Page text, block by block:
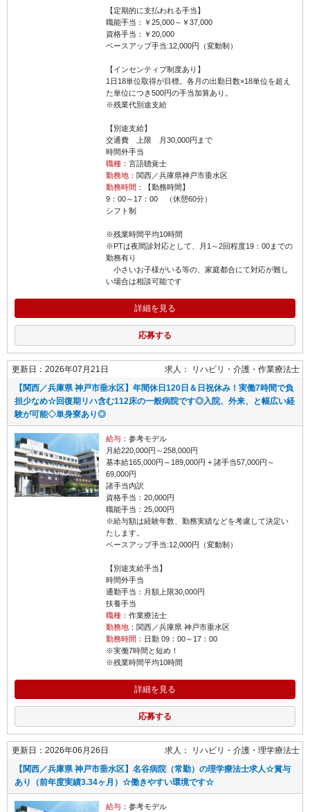
【定期的に支払われる手当】
職能手当：￥25,000～￥37,000
資格手当：￥20,000
ベースアップ手当:12,000円（変動制）
【インセンティブ制度あり】
1日18単位取得が目標。各月の出勤日数×18単位を超え
た単位につき500円の手当加算あり。
※残業代別途支給
【別途支給】
交通費 上限 月30,000円まで
時間外手当
職種：言語聴覚士
勤務地：関西／兵庫県神戸市垂水区
勤務時間 ：【勤務時間】
9：00～17：00 （休憩60分）
シフト制
※残業時間平均10時間
※PTは夜間診対応として、月1～2回程度19：00までの
勤務有り
小さいお子様がいる等の、家庭都合にて対応が難し
い場合は相談可能です
詳細を見る
応募する
更新日：2026年07月21日 求人： リハビリ・介護
作業療法士
【関西／兵庫県 神戸市垂水区】年間休日120日＆日祝休み！実働7時間で負
担少なめ☆回復期リハ含む112床の一般病院です◎入院、外来、と幅広い経
験が可能◇単身寮あり◎
給与：参考モデル
月給220,000円～258,000円
基本給165,000円～189,000円 + 諸手当57,000円～
69,000円
諸手当内訳
資格手当：20,000円
職能手当：25,000円
※給与額は経験年数、勤務実績などを考慮して決定い
たします。
ベースアップ手当:12,000円（変動制）
【別途支給手当】
時間外手当
通勤手当：月額上限30,000円
扶養手当
職種：作業療法士
勤務地：関西／兵庫県 神戸市垂水区
勤務時間 ：日勤 09：00～17：00
※実働7時間と短め！
※残業時間平均10時間
詳細を見る
応募する
更新日：2026年06月26日 求人： リハビリ・介護
理学療法士
【関西／兵庫県 神戸市垂水区】名谷病院（常勤）の理学療法士求人☆賞与
あり（前年度実績3.34ヶ月）☆働きやすい環境です☆
給与：参考モデル